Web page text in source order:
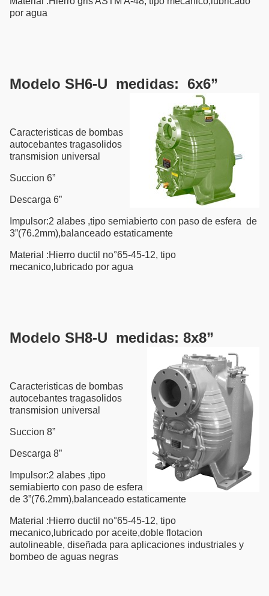
por agua
Modelo SH6-U medidas: 6x6”
Caracteristicas de bombas
autocebantes tragasolidos
transmision universal
Succion 6”
Descarga 6”
Impulsor:2 alabes ,tipo semiabierto con paso de esfera de
3”(76.2mm),balanceado estaticamente
Material :Hierro ductil no°65-45-12, tipo
mecanico,lubricado por agua
Modelo SH8-U medidas: 8x8”
Caracteristicas de bombas
autocebantes tragasolidos
transmision universal
Succion 8”
Descarga 8”
Impulsor:2 alabes ,tipo
semiabierto con paso de esfera
de 3”(76.2mm),balanceado estaticamente
Material :Hierro ductil no°65-45-12, tipo
mecanico,lubricado por aceite,doble flotacion
autolineable, diseñada para aplicaciones industriales y
bombeo de aguas negras